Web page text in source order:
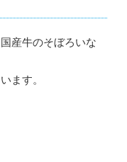
産牛のそぼろいな
ます。